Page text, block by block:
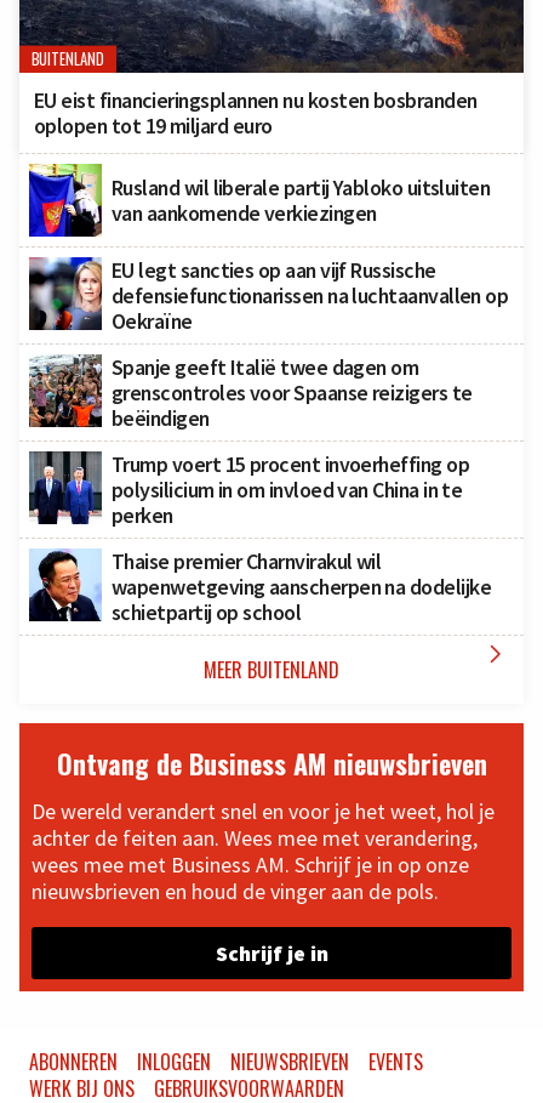
BUITENLAND
EU eist financieringsplannen nu kosten bosbranden
oplopen tot 19 miljard euro
Rusland wil liberale partij Yabloko uitsluiten
van aankomende verkiezingen
EU legt sancties op aan vijf Russische
defensiefunctionarissen na luchtaanvallen op
Oekraïne
Spanje geeft Italië twee dagen om
grenscontroles voor Spaanse reizigers te
beëindigen
Trump voert 15 procent invoerheffing op
polysilicium in om invloed van China in te
perken
Thaise premier Charnvirakul wil
wapenwetgeving aanscherpen na dodelijke
schietpartij op school
MEER BUITENLAND 
Ontvang de Business AM nieuwsbrieven
De wereld verandert snel en voor je het weet, hol je
achter de feiten aan. Wees mee met verandering,
wees mee met Business AM. Schrijf je in op onze
nieuwsbrieven en houd de vinger aan de pols.
Schrijf je in
ABONNEREN INLOGGEN NIEUWSBRIEVEN
EVENTS
WERK BIJ ONS
GEBRUIKSVOORWAARDEN